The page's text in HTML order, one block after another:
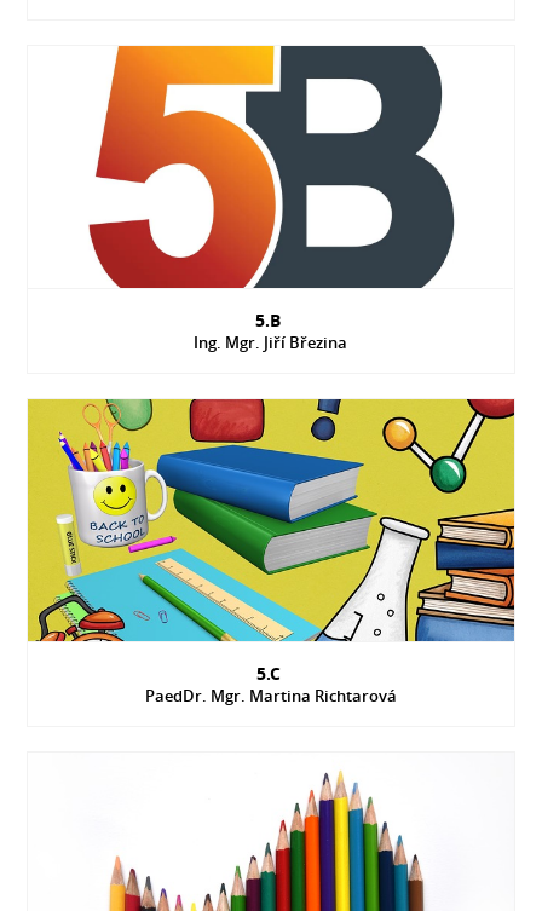
5.B
Ing. Mgr. Jiří Březina
5.C
PaedDr. Mgr. Martina Richtarová